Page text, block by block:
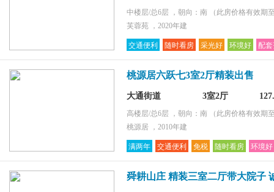
中楼层/总6层 ，朝向：南
（此房价格有效期
芙蓉苑 ，2020年建
交通便利 随时看房 采光好 环境好 配
桃源居六跃七3室2厅精装出售
大通街道 3室2厅
高楼层/总6层 ，朝向：南
（此房价格有效期
桃源居 ，2010年建
满两年 交通便利 免税 随时看房 环境好
舜耕山庄 精装三室二厅带大院子